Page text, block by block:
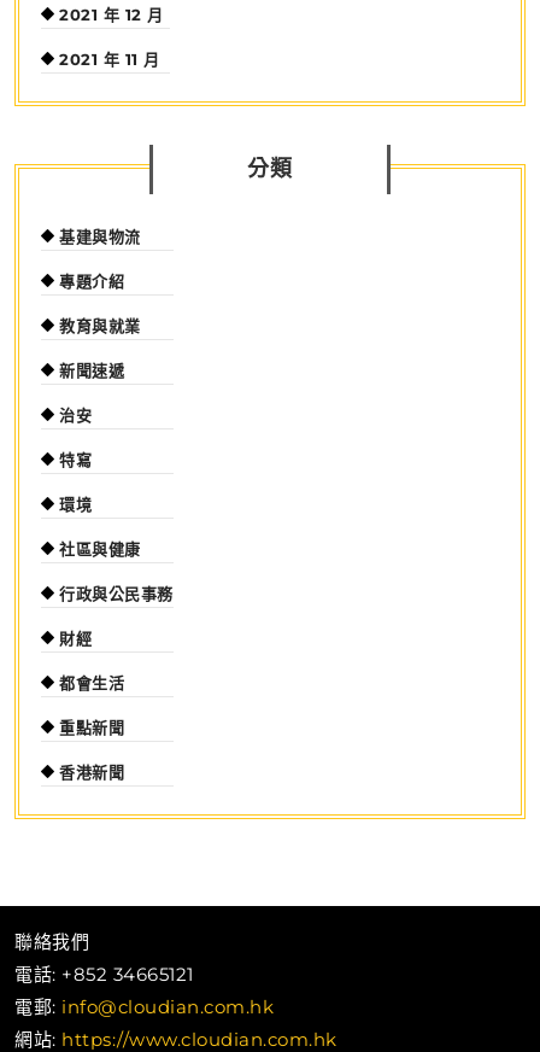
2021 年 12 月
2021 年 11 月
分類
基建與物流
專題介紹
教育與就業
新聞速遞
治安
特寫
環境
社區與健康
行政與公民事務
財經
都會生活
重點新聞
香港新聞
聯絡我們
電話: +852 34665121
電郵: info@cloudian.com.hk
網站: https://www.cloudian.com.hk